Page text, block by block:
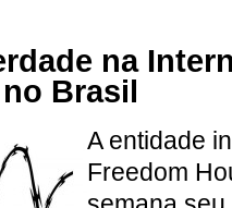
na
Brasil
A entidade
Freedom